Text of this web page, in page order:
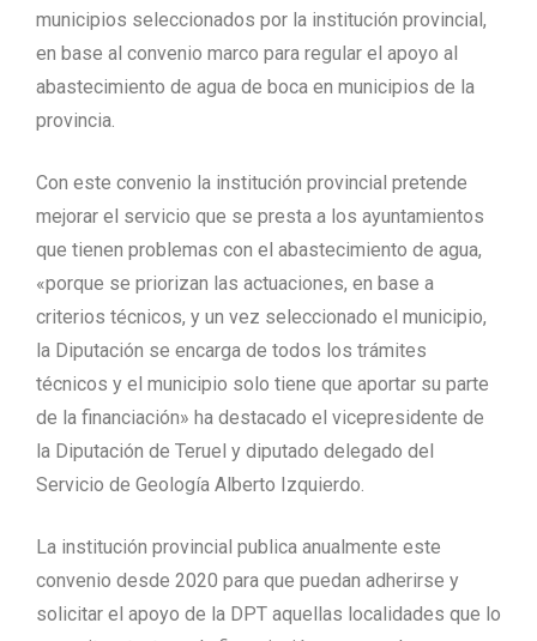
municipios seleccionados por la institución provincial,
en base al convenio marco para regular el apoyo al
abastecimiento de agua de boca en municipios de la
provincia.
Con este convenio la institución provincial pretende
mejorar el servicio que se presta a los ayuntamientos
que tienen problemas con el abastecimiento de agua,
«porque se priorizan las actuaciones, en base a
criterios técnicos, y un vez seleccionado el municipio,
la Diputación se encarga de todos los trámites
técnicos y el municipio solo tiene que aportar su parte
de la financiación» ha destacado el vicepresidente de
la Diputación de Teruel y diputado delegado del
Servicio de Geología Alberto Izquierdo.
La institución provincial publica anualmente este
convenio desde 2020 para que puedan adherirse y
solicitar el apoyo de la DPT aquellas localidades que lo